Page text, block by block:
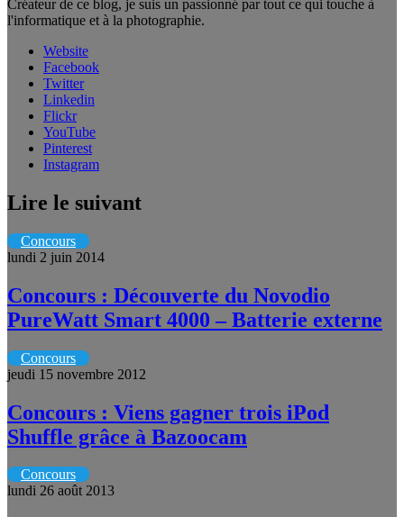
Créateur de ce blog, je suis un passionné par tout ce qui touche à
l'informatique et à la photographie.
Website
Facebook
Twitter
Linkedin
Flickr
YouTube
Pinterest
Instagram
Lire le suivant
Concours
lundi 2 juin 2014
Concours : Découverte du Novodio
PureWatt Smart 4000 – Batterie externe
Concours
jeudi 15 novembre 2012
Concours : Viens gagner trois iPod
Shuffle grâce à Bazoocam
Concours
lundi 26 août 2013